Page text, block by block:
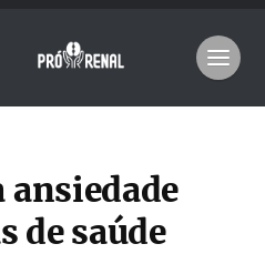
ansiedade
de saúde